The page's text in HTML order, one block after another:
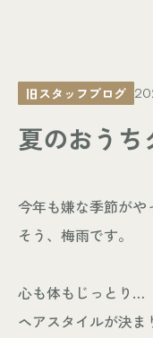
- イベント情報
- ブログ
- お知らせ
- 施工事例
- お客様の声
旧スタッフブログ
夏のおうち
今年も嫌な季節がや
そう、梅雨です。
心も体もじっとり…
ヘアスタイルが決ま